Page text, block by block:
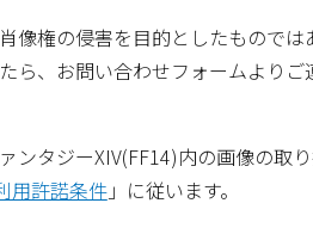
像権の侵害を目的としたもので
ら、お問い合わせフォームより
ンタジーXIV(FF14)内の画像の取
用許諾条件」に従います。